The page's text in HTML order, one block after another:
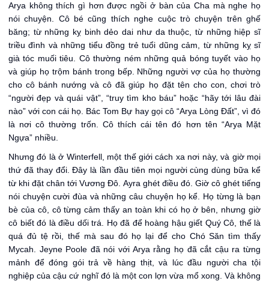
Arya không thích gì hơn được ngồi ở bàn của Cha mà nghe họ
nói chuyện. Cô bé cũng thích nghe cuộc trò chuyện trên ghế
băng; từ những kỵ binh dẻo dai như da thuộc, từ những hiệp sĩ
triều đình và những tiểu đồng trẻ tuổi dũng cảm, từ những kỵ sĩ
già tóc muối tiêu. Cô thường ném những quả bóng tuyết vào họ
và giúp họ trộm bánh trong bếp. Những người vợ của họ thường
cho cô bánh nướng và cô đã giúp họ đặt tên cho con, chơi trò
“người đẹp và quái vật”, “truy tìm kho báu” hoặc “hãy tới lâu đài
nào” với con cái họ. Bác Tom Bự hay gọi cô “Arya Lòng Đất”, vì đó
là nơi cô thường trốn. Cô thích cái tên đó hơn tên “Arya Mặt
Ngựa” nhiều.
Nhưng đó là ở Winterfell, một thế giới cách xa nơi này, và giờ mọi
thứ đã thay đổi. Đây là lần đầu tiên mọi người cùng dùng bữa kể
từ khi đặt chân tới Vương Đô. Ayra ghét điều đó. Giờ cô ghét tiếng
nói chuyện cười đùa và những câu chuyện họ kể. Họ từng là bạn
bè của cô, cô từng cảm thấy an toàn khi có họ ở bên, nhưng giờ
cô biết đó là điều dối trá. Họ đã để hoàng hậu giết Quý Cô, thế là
quá đủ tệ rồi, thế mà sau đó họ lại để cho Chó Săn tìm thấy
Mycah. Jeyne Poole đã nói với Arya rằng họ đã cắt cậu ra từng
mảnh để đóng gói trả về hàng thịt, và lúc đầu người cha tội
nghiệp của cậu cứ nghĩ đó là một con lợn vừa mổ xong. Và không